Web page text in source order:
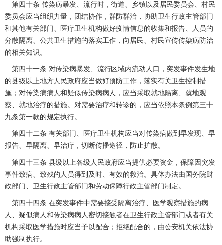
第四十条 传染病暴发、流行时，街道、乡镇以及居民委员会、村民
委员会应当组织力量，团结协作，群防群治，协助卫生行政主管部门
和其他有关部门、医疗卫生机构做好疫情信息的收集和报告、人员的
分散隔离、公共卫生措施的落实工作，向居民、村民宣传传染病防治
的相关知识。
第四十一条 对传染病暴发、流行区域内流动人口，突发事件发生地
的县级以上地方人民政府应当做好预防工作，落实有关卫生控制措
施；对传染病病人和疑似传染病病人，应当采取就地隔离、就地观
察、就地治疗的措施。对需要治疗和转诊的，应当依照本条例第三十
九条第一款的规定执行。
第四十二条 有关部门、医疗卫生机构应当对传染病做到早发现、早
报告、早隔离、早治疗，切断传播途径，防止扩散。
第四十三条 县级以上各级人民政府应当提供必要资金，保障因突发
事件致病、致残的人员得到及时、有效的救治。具体办法由国务院财
政部门、卫生行政主管部门和劳动保障行政主管部门制定。
第四十四条 在突发事件中需要接受隔离治疗、医学观察措施的病
人、疑似病人和传染病病人密切接触者在卫生行政主管部门或者有关
机构采取医学措施时应当予以配合；拒绝配合的，由公安机关依法协
助强制执行。